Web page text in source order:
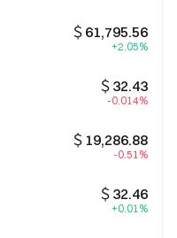
＄61,795.56
+2.05%
＄32.43
-0.014%
＄19,286.88
-0.51%
＄32.46
+0.01%